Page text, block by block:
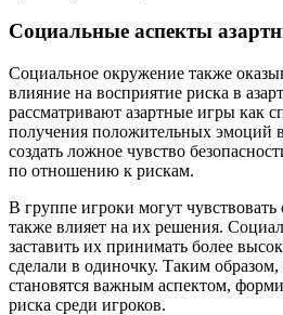
Социальные аспекты
Социальное окружение также
влияние на восприятие риска в
рассматривают азартные игры как
получения положительных эмоций
создать ложное чувство
по отношению к рискам.
В группе игроки могут
также влияет на их решения.
заставить их принимать более
сделали в одиночку. Таким
становятся важным аспектом,
риска среди игроков.